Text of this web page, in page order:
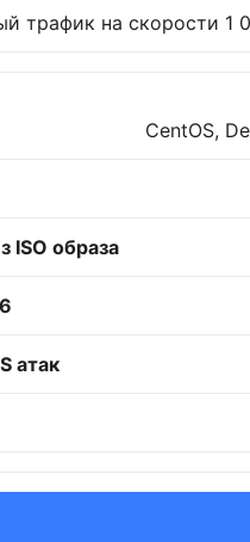
трафик на скорости 1
CentOS,
ISO образа
атак